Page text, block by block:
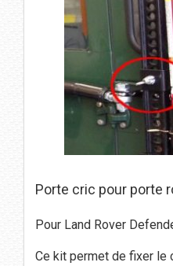
Porte cric pour porte
Pour Land Rover
Ce kit permet de fixer le